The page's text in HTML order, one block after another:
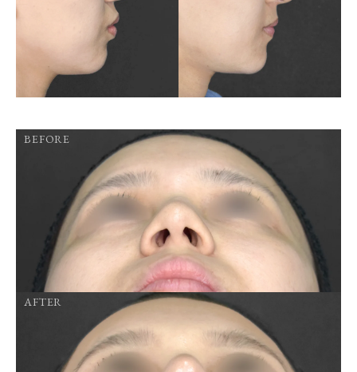
BEFORE
AFTER